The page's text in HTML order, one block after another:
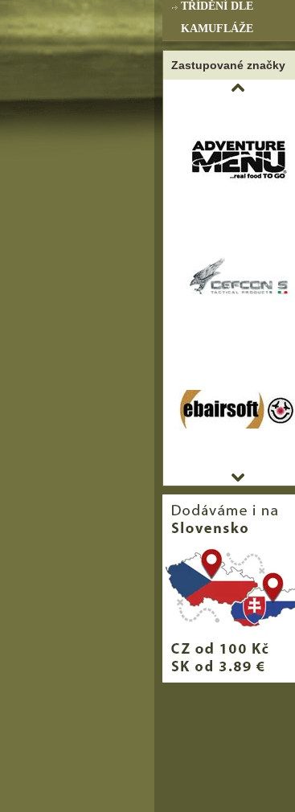
TŘÍDĚNÍ DLE
KAMUFLÁŽE
Zastupované značky